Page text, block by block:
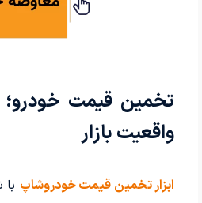
تخمین قیمت
واقعیت بازار
ابزار تخمین قیمت خودروشاپ